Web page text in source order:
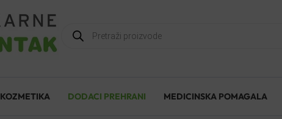
Products
search
KOZMETIKA DODACI PREHRANI MEDICINSKA POMAGALA